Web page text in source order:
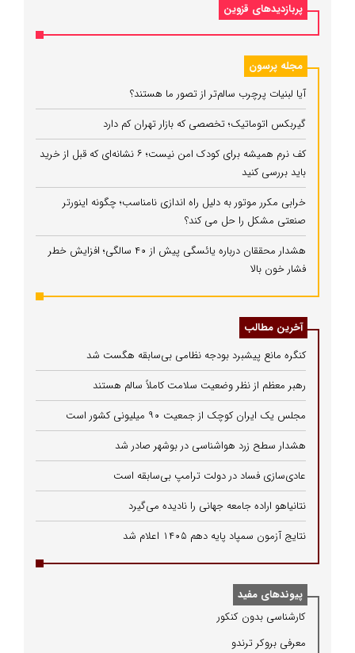
پربازدیدهای قزوین
مجله پرسون
آیا لبنیات پرچرب سالم‌تر از تصور ما هستند؟
گیربکس اتوماتیک؛ تخصصی که بازار تهران کم دارد
کف نرم همیشه برای کودک امن نیست؛ ۶ نشانه‌ای که قبل از خرید
باید بررسی کنید
خرابی مکرر موتور به دلیل راه‌ اندازی نامناسب؛ چگونه اینورتر
صنعتی مشکل را حل می‌ کند؟
هشدار محققان درباره یائسگی پیش از ۴۰ سالگی؛ افزایش خطر
فشار خون بالا
آخرین مطالب
کنگره مانع پیشبرد بودجه نظامی بی‌سابقه هگست شد
رهبر معظم از نظر وضعیت سلامت کاملاً سالم هستند
مجلس یک ایران کوچک از جمعیت ۹۰ میلیونی کشور است
هشدار سطح زرد هواشناسی در بوشهر صادر شد
عادی‌سازی فساد در دولت ترامپ بی‌سابقه است
نتانیاهو اراده جامعه جهانی را نادیده می‌گیرد
نتایج آزمون سمپاد پایه دهم ۱۴۰۵ اعلام شد
پیوندهای مفید
كارشناسی بدون كنكور
معرفی بروكر ترندو